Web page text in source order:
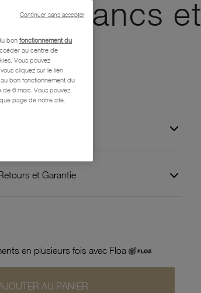
blancs et
et Garantie
en plusieurs fois avec Floa
AU PANIER
bon fonctionnement du
au centre de
Vous pouvez
cliquez sur le lien
bon fonctionnement du
6 mois. Vous pouvez
page de notre site.
Continuer sans accepter